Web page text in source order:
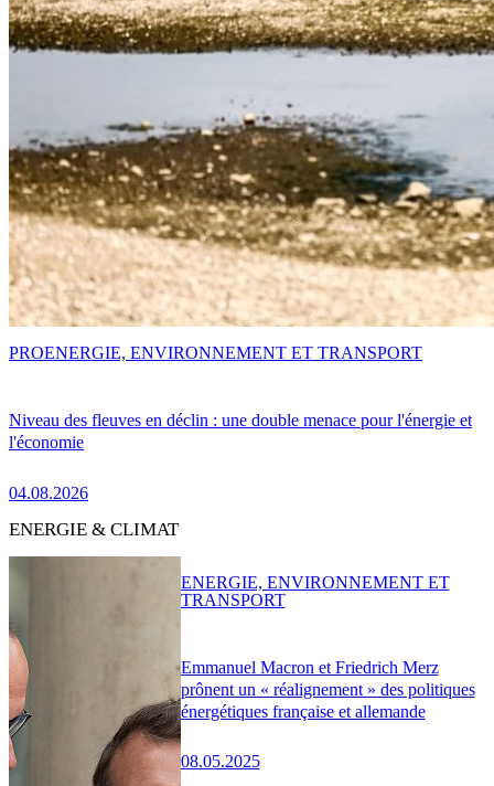
Niveau des fleuves en déclin : une double menace pour l'énergie et
l'économie
04.08.2026
PROENERGIE, ENVIRONNEMENT ET TRANSPORT
ENERGIE & CLIMAT
Emmanuel Macron et Friedrich Merz
prônent un « réalignement » des politiques
énergétiques française et allemande
08.05.2025
ENERGIE, ENVIRONNEMENT ET
TRANSPORT